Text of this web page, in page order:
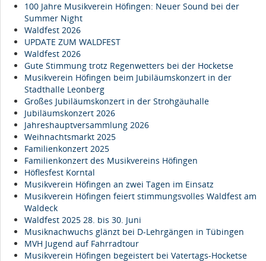
100 Jahre Musikverein Höfingen: Neuer Sound bei der
Summer Night
Waldfest 2026
UPDATE ZUM WALDFEST
Waldfest 2026
Gute Stimmung trotz Regenwetters bei der Hocketse
Musikverein Höfingen beim Jubiläumskonzert in der
Stadthalle Leonberg
Großes Jubiläumskonzert in der Strohgäuhalle
Jubiläumskonzert 2026
Jahreshauptversammlung 2026
Weihnachtsmarkt 2025
Familienkonzert 2025
Familienkonzert des Musikvereins Höfingen
Höflesfest Korntal
Musikverein Höfingen an zwei Tagen im Einsatz
Musikverein Höfingen feiert stimmungsvolles Waldfest am
Waldeck
Waldfest 2025 28. bis 30. Juni
Musiknachwuchs glänzt bei D-Lehrgängen in Tübingen
MVH Jugend auf Fahrradtour
Musikverein Höfingen begeistert bei Vatertags-Hocketse